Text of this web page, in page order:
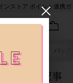
ンストア ポイント連携ガ
バッグ
関する記事